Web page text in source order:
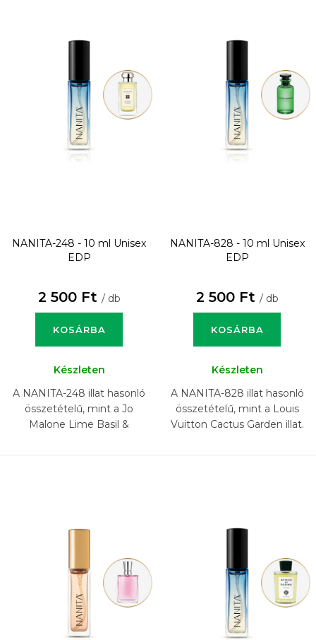
NANITA-248 - 10 ml Unisex
EDP
2 500 Ft / db
KOSÁRBA
Készleten
A NANITA-248 illat hasonló
összetételű, mint a Jo
Malone Lime Basil &
NANITA-828 - 10 ml Unisex
EDP
2 500 Ft / db
KOSÁRBA
Készleten
A NANITA-828 illat hasonló
összetételű, mint a Louis
Vuitton Cactus Garden illat.